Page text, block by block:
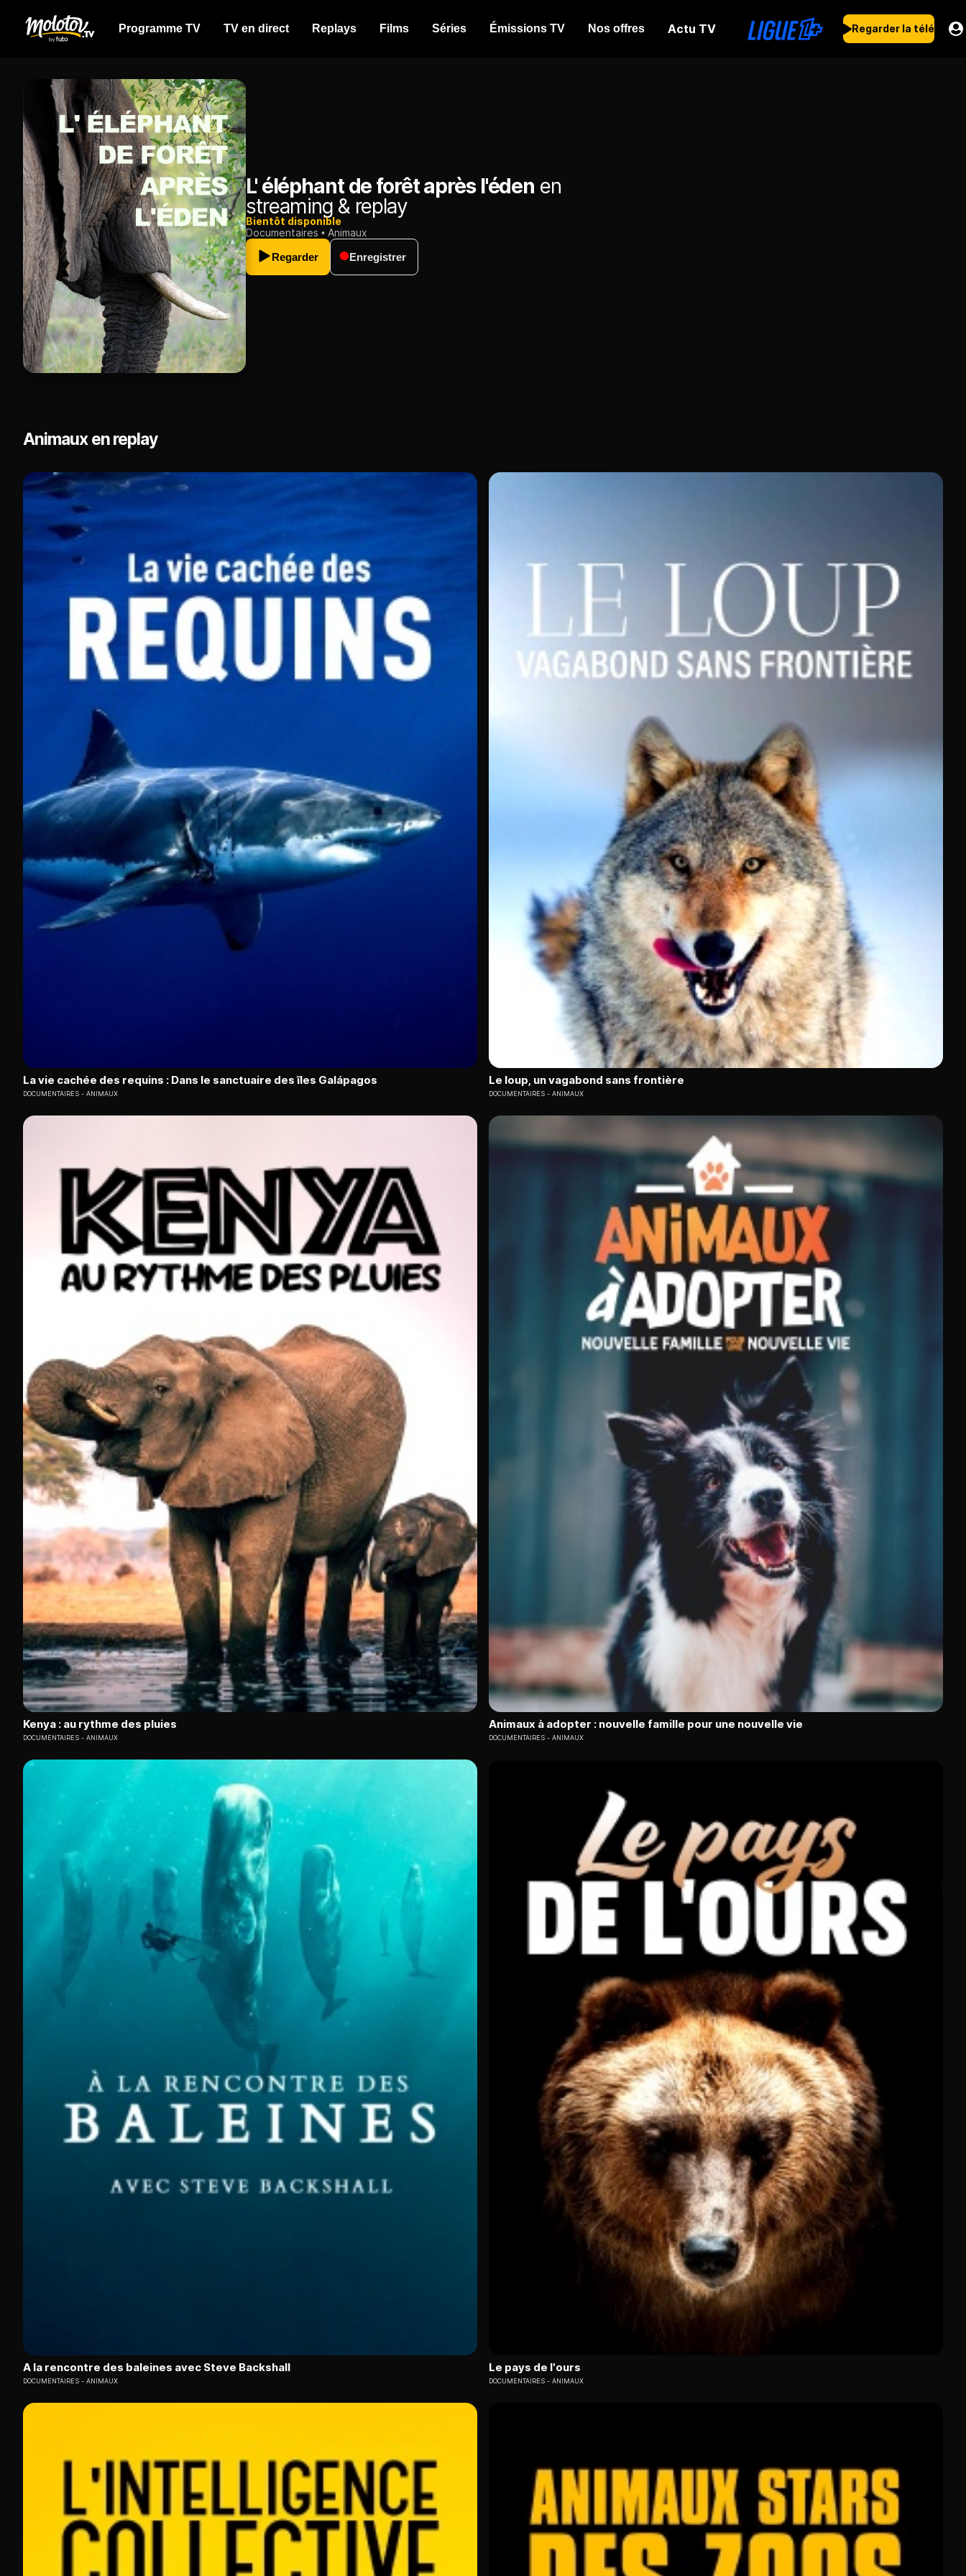
Programme TV TV en direct Replays Films Séries Émissions TV Nos offres Actu TV Regarder la télé
L' éléphant de forêt après l'éden en
streaming & replay
Bientôt disponible
Documentaires
Animaux
Regarder
Enregistrer
Animaux en replay
La vie cachée des requins : Dans le sanctuaire des îles Galápagos
DOCUMENTAIRES ANIMAUX
Le loup, un vagabond sans frontière
DOCUMENTAIRES ANIMAUX
Kenya : au rythme des pluies
DOCUMENTAIRES ANIMAUX
Animaux à adopter : nouvelle famille pour une nouvelle vie
DOCUMENTAIRES ANIMAUX
A la rencontre des baleines avec Steve Backshall
DOCUMENTAIRES ANIMAUX
Le pays de l'ours
DOCUMENTAIRES ANIMAUX